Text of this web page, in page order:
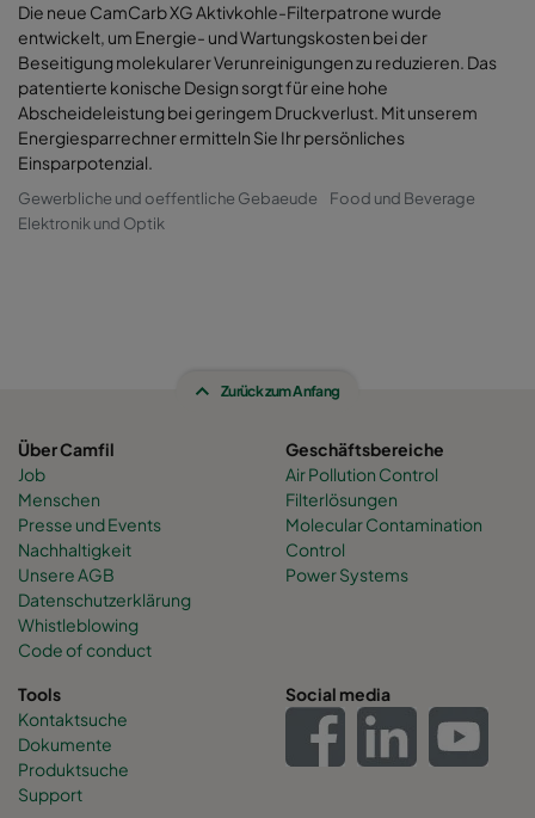
Die neue CamCarb XG Aktivkohle-Filterpatrone wurde
entwickelt, um Energie- und Wartungskosten bei der
Beseitigung molekularer Verunreinigungen zu reduzieren. Das
patentierte konische Design sorgt für eine hohe
Abscheideleistung bei geringem Druckverlust. Mit unserem
Energiesparrechner ermitteln Sie Ihr persönliches
Einsparpotenzial.
Gewerbliche und oeffentliche Gebaeude
Food und Beverage
Elektronik und Optik
Zurück zum Anfang
Über Camfil
Job
Menschen
Presse und Events
Nachhaltigkeit
Unsere AGB
Datenschutzerklärung
Whistleblowing
Code of conduct
Geschäftsbereiche
Air Pollution Control
Filterlösungen
Molecular Contamination
Control
Power Systems
Tools
Kontaktsuche
Dokumente
Produktsuche
Support
Social media